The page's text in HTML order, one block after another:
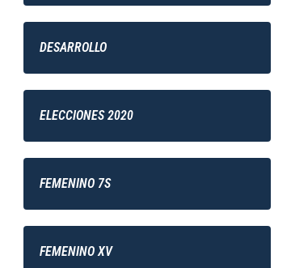
DESARROLLO
ELECCIONES 2020
FEMENINO 7S
FEMENINO XV